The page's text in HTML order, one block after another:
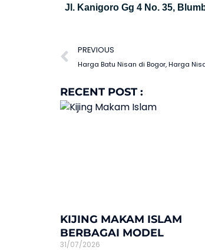
Jl. Kanigoro Gg 4 No. 35,
PREVIOUS
Harga Batu Nisan di Bogor, Harga
RECENT POST :
KIJING MAKAM ISLAM
BERBAGAI MODEL
31/07/2026